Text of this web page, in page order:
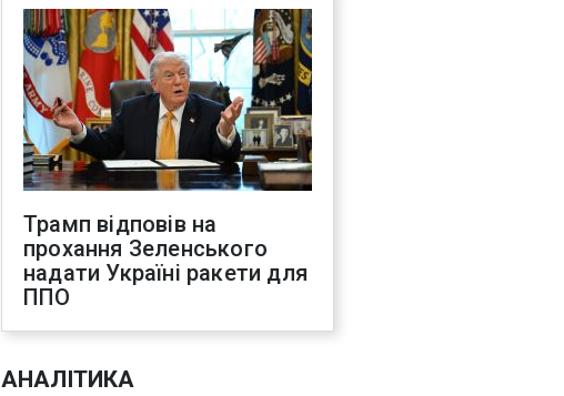
Трамп відповів на
прохання Зеленського
надати Україні ракети для
ППО
АНАЛІТИКА